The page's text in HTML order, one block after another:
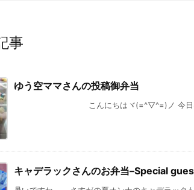
事
ゆう空ママさんの投稿御弁当
こんにちはヾ(=^▽^=)ノ 今日は、
キャデラックさんのお弁当–Special